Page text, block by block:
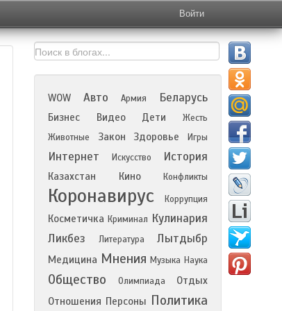
Войти
WOW Авто Армия Беларусь
Бизнес Видео Дети
Жесть
Животные
Закон Здоровье Игры
Интернет Искусство История
Казахстан Кино Конфликты
Коронавирус Коррупция
Косметичка Криминал Кулинария
Ликбез
Литература Лытдыбр
Медицина Мнения Музыка Наука
Общество Олимпиада
Отдых
Отношения Персоны Политика